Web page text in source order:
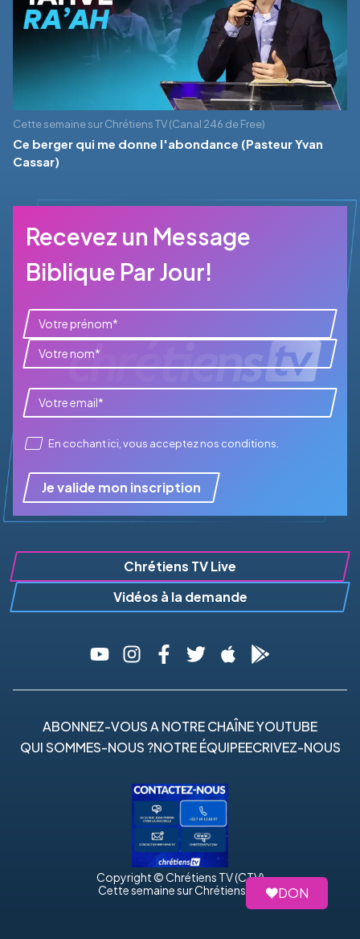
DON
Cette semaine sur Chrétiens TV (Canal 246 de Free)
Ce berger qui me donne l'abondance (Pasteur Yvan
Cassar)
Recevez un Message
Biblique Par Jour!
En cochant ici, vous accepteznos conditions
Je valide mon inscription
Chrétiens TV Live
Vidéos à la demande
ABONNEZ-VOUS A NOTRE CHAÎNE YOUTUBE
QUI SOMMES-NOUS ?NOTRE ÉQUIPEECRIVEZ-NOUS
Copyright © Chrétiens TV (CTV)
Cette semaine sur Chrétiens TV